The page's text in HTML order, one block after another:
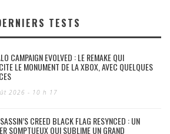
TESTS
CAMPAIGN EVOLVED : LE REMAKE QUI
LE MONUMENT DE LA XBOX, AVEC QUELQUES
2026 - 10 h 17
CREED BLACK FLAG RESYNCED : UN
SOMPTUEUX QUI SUBLIME UN GRAND